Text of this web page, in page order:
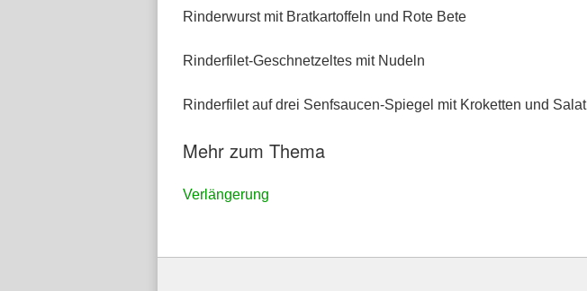
Rinderwurst mit Bratkartoffeln und Rote Bete
Rinderfilet-Geschnetzeltes mit Nudeln
Rinderfilet auf drei Senfsaucen-Spiegel mit Kroketten und Salat
Mehr zum Thema
Verlängerung